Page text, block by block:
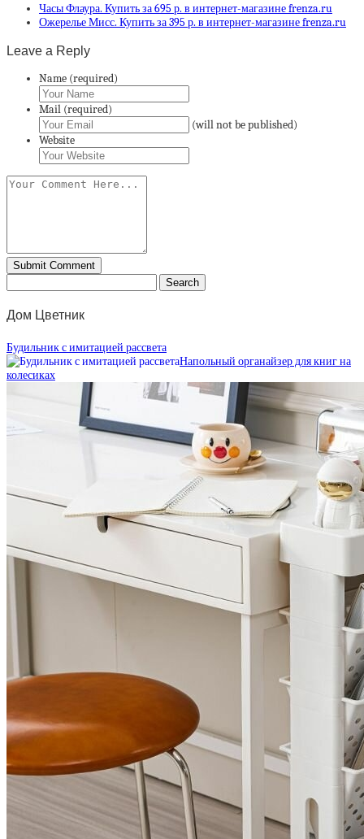
Часы Флаура. Купить за 695 р. в интернет-магазине frenza.ru
Ожерелье Мисс. Купить за 395 р. в интернет-магазине frenza.ru
Leave a Reply
Name (required)
Mail (required)
(will not be published)
Website
Дом Цветник
Будильник с имитацией рассвета
Напольный органайзер для книг на
колесиках